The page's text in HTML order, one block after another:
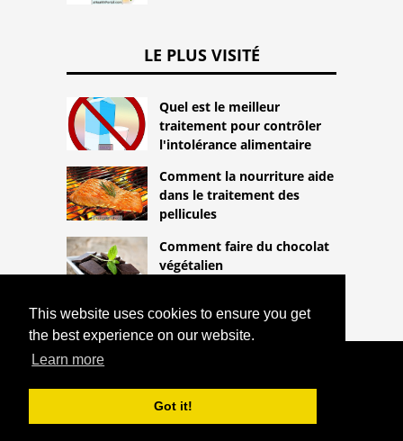
This website uses cookies to ensure you get
the best experience on our website.
Learn more
Got it!
LE PLUS VISITÉ
Quel est le meilleur
traitement pour contrôler
l'intolérance alimentaire
Comment la nourriture aide
dans le traitement des
pellicules
Comment faire du chocolat
végétalien
HTTPS://THELIGHTLIFEBLOG.COM
COMMENT IDENTIFIER ET TRAITER LA